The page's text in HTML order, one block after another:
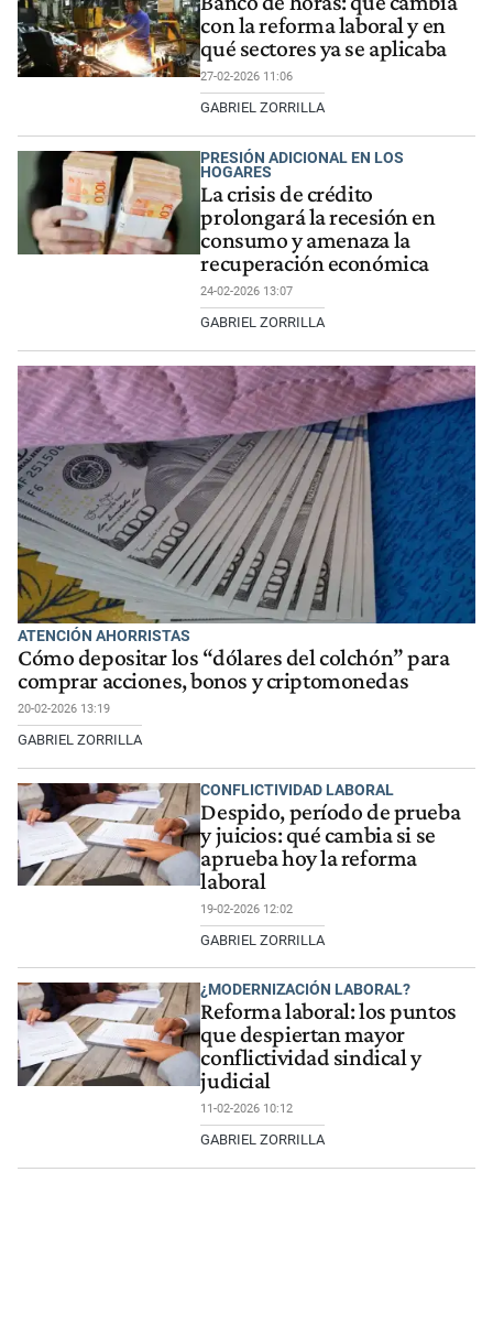
con la reforma laboral y en
qué sectores ya se aplicaba
27-02-2026 11:06
GABRIEL ZORRILLA
PRESIÓN ADICIONAL EN LOS
HOGARES
La crisis de crédito
prolongará la recesión en
consumo y amenaza la
recuperación económica
24-02-2026 13:07
GABRIEL ZORRILLA
ATENCIÓN AHORRISTAS
Cómo depositar los “dólares del colchón” para
comprar acciones, bonos y criptomonedas
20-02-2026 13:19
GABRIEL ZORRILLA
CONFLICTIVIDAD LABORAL
Despido, período de prueba
y juicios: qué cambia si se
aprueba hoy la reforma
laboral
19-02-2026 12:02
GABRIEL ZORRILLA
¿MODERNIZACIÓN LABORAL?
Reforma laboral: los puntos
que despiertan mayor
conflictividad sindical y
judicial
11-02-2026 10:12
GABRIEL ZORRILLA